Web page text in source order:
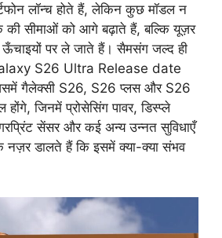
लॉन्च होते हैं, लेकिन कुछ मॉडल न
सीमाओं को आगे बढ़ाते हैं, बल्कि यूज़र
ऊँचाइयों पर ले जाते हैं। सैमसंग जल्द ही
S26 Ultra Release date
गैलेक्सी S26, S26 प्लस और S26
जिनमें प्रोसेसिंग पावर, डिस्प्ले
सेंसर और कई अन्य उन्नत सुविधाएँ
नज़र डालते हैं कि इसमें क्या-क्या संभव